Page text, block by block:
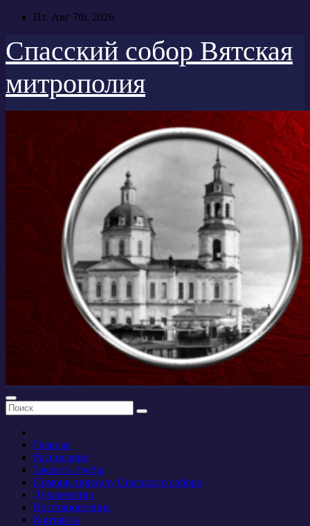
Перейти
содержимому
Пт. Авг 7th, 2026
Спасский собор Вятская
митрополия
Главная
Расписание
Заказать требы
Помощь приходу Спасского собора
Духовенство
Восстановление
Контакты